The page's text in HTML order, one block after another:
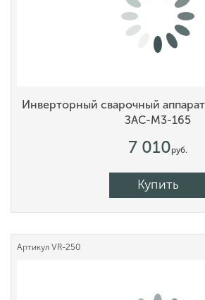
Инверторный сварочный
ЗАС-М3-165
7 010руб.
Купить
Артикул VR-250